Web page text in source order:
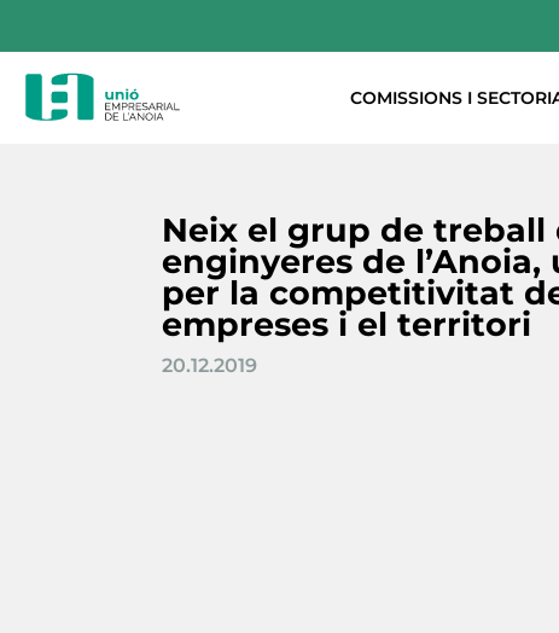
COMISSIONS I
Neix el grup de treball
enginyeres de l’Anoia,
per la competitivitat
empreses i el territori
20.12.2019